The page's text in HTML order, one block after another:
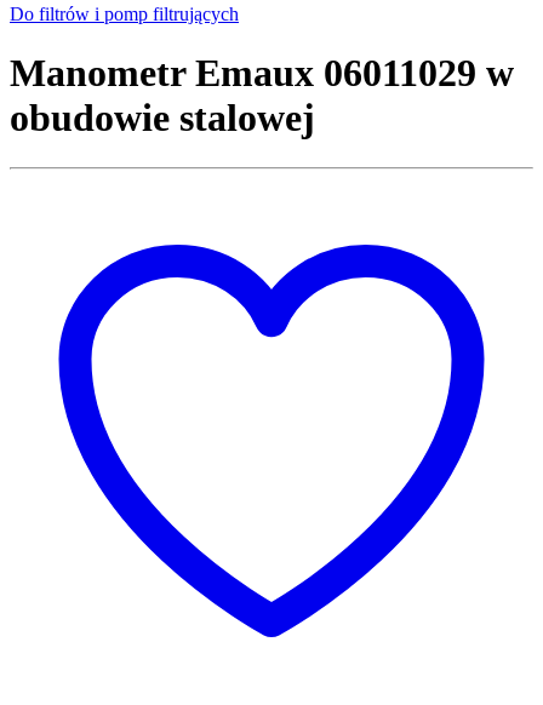
Do filtrów i pomp filtrujących
Manometr Emaux 06011029 w
obudowie stalowej